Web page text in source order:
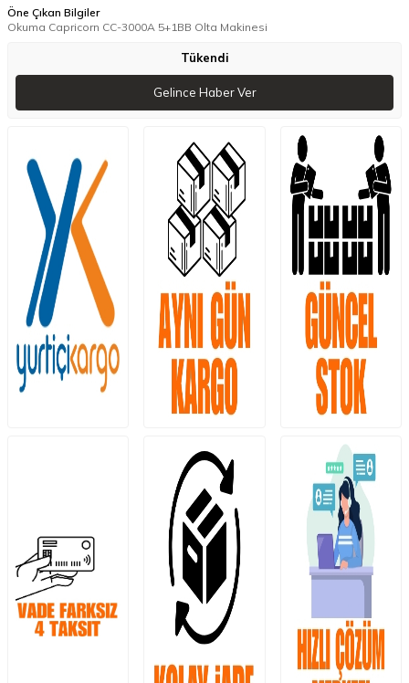
Öne Çıkan Bilgiler
Okuma Capricorn CC-3000A 5+1BB Olta Makinesi
Tükendi
Gelince Haber Ver